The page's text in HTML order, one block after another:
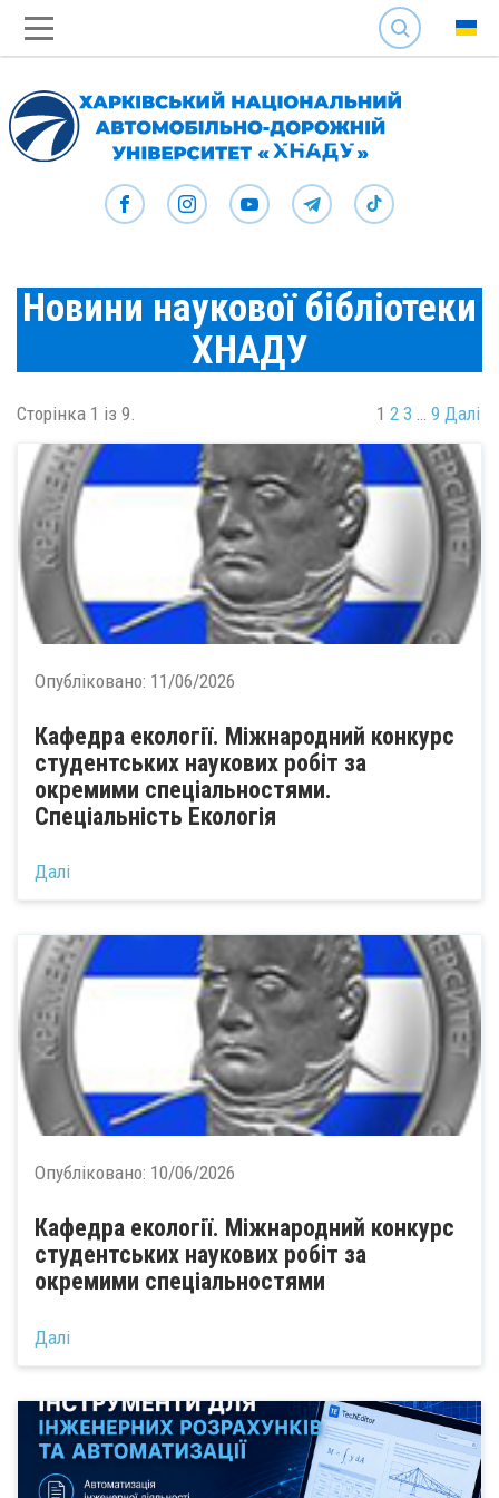
SEARCH
Новини наукової бібліотеки
ХНАДУ
Сторінка 1 із 9. 1 2 3 … 9 Далі
Опубліковано: 11/06/2026
Кафедра екології. Міжнародний конкурс
студентських наукових робіт за
окремими спеціальностями.
Спеціальність Екологія
Далі
Опубліковано: 10/06/2026
Кафедра екології. Міжнародний конкурс
студентських наукових робіт за
окремими спеціальностями
Далі